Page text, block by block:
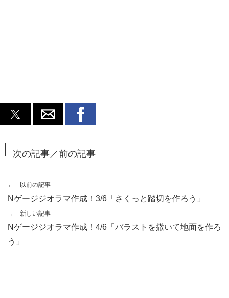
次の記事／前の記事
← 以前の記事
Nゲージジオラマ作成！3/6「さくっと踏切を作ろう」
→ 新しい記事
Nゲージジオラマ作成！4/6「バラストを撒いて地面を作ろ
う」